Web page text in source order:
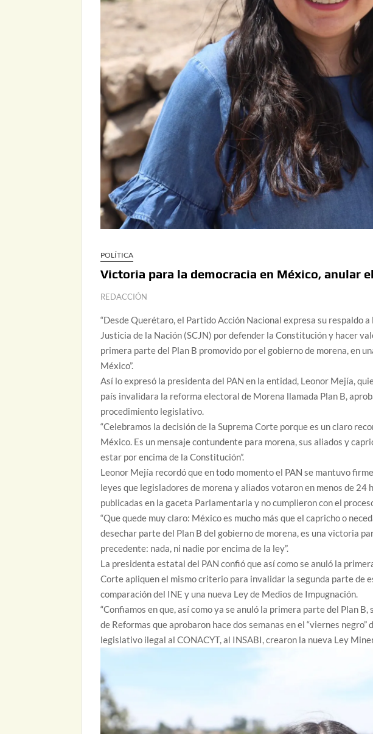
POLÍTICA
Victoria para la democracia en México, anular
REDACCIÓN
“Desde Querétaro, el Partido Acción Nacional expresa su respaldo
Justicia de la Nación (SCJN) por defender la Constitución y hacer
primera parte del Plan B promovido por el gobierno de morena, en
México”.
Así lo expresó la presidenta del PAN en la entidad, Leonor Mejía,
país invalidara la reforma electoral de Morena llamada Plan B,
procedimiento legislativo.
“Celebramos la decisión de la Suprema Corte porque es un claro
México. Es un mensaje contundente para morena, sus aliados y
estar por encima de la Constitución”.
Leonor Mejía recordó que en todo momento el PAN se mantuvo
leyes que legisladores de morena y aliados votaron en menos de 24
publicadas en la gaceta Parlamentaria y no cumplieron con el
“Que quede muy claro: México es mucho más que el capricho o
desechar parte del Plan B del gobierno de morena, es una victoria
precedente: nada, ni nadie por encima de la ley”.
La presidenta estatal del PAN confió que así como se anuló la
Corte apliquen el mismo criterio para invalidar la segunda parte de
comparación del INE y una nueva Ley de Medios de Impugnación.
“Confiamos en que, así como ya se anuló la primera parte del Plan
de Reformas que aprobaron hace dos semanas en el “viernes
legislativo ilegal al CONACYT, al INSABI, crearon la nueva Ley